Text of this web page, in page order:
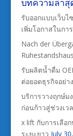
บทความล่าสุ
รับออกแบบเว็บไ
เพิ่มโอกาสในกา
Nach der
รับผลิตน้ำดื่ม
ต่อยอดธุรกิจอย่า
บริการวางฤกษ์ม
ก่อนก้าวสู่ช่วงเ
x lift กับการเลือ
ระยะยาว July